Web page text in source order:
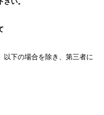
い。
下の場合を除き、第三者に